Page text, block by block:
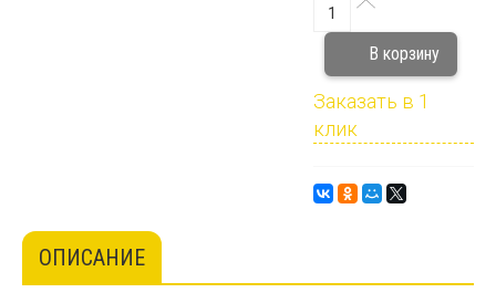
Заказать в 1
клик
ОПИСАНИЕ